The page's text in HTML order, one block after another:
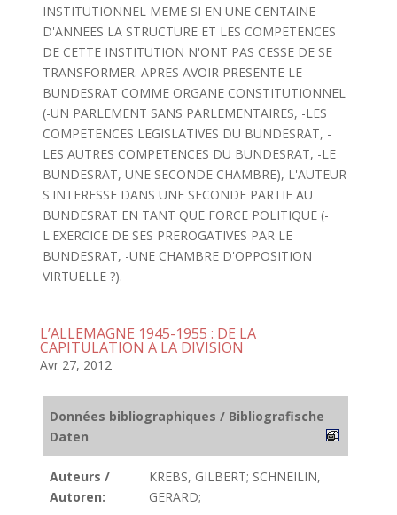
INSTITUTIONNEL MEME SI EN UNE CENTAINE
D'ANNEES LA STRUCTURE ET LES COMPETENCES
DE CETTE INSTITUTION N'ONT PAS CESSE DE SE
TRANSFORMER. APRES AVOIR PRESENTE LE
BUNDESRAT COMME ORGANE CONSTITUTIONNEL
(-UN PARLEMENT SANS PARLEMENTAIRES, -LES
COMPETENCES LEGISLATIVES DU BUNDESRAT, -
LES AUTRES COMPETENCES DU BUNDESRAT, -LE
BUNDESRAT, UNE SECONDE CHAMBRE), L'AUTEUR
S'INTERESSE DANS UNE SECONDE PARTIE AU
BUNDESRAT EN TANT QUE FORCE POLITIQUE (-
L'EXERCICE DE SES PREROGATIVES PAR LE
BUNDESRAT, -UNE CHAMBRE D'OPPOSITION
VIRTUELLE ?).
L’ALLEMAGNE 1945-1955 : DE LA
CAPITULATION A LA DIVISION
Avr 27, 2012
Données bibliographiques / Bibliografische
Daten
Auteurs /
Autoren:
KREBS, GILBERT; SCHNEILIN,
GERARD;